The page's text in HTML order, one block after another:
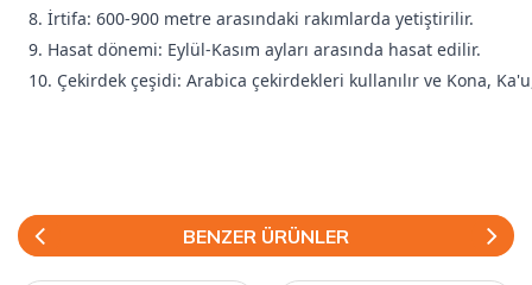
8. İrtifa: 600-900 metre arasındaki rakımlarda yetiştirilir.
9. Hasat dönemi: Eylül-Kasım ayları arasında hasat edilir.
10. Çekirdek çeşidi: Arabica çekirdekleri kullanılır ve Kona,
BENZER ÜRÜNLER